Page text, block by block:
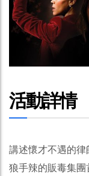
活動詳情
講述懷才不遇的
狼手辣的販毒集團